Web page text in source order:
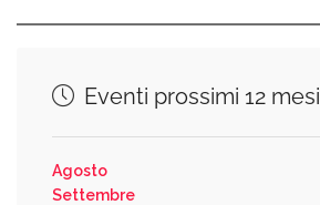
Eventi prossimi 12 mesi
Agosto
Settembre